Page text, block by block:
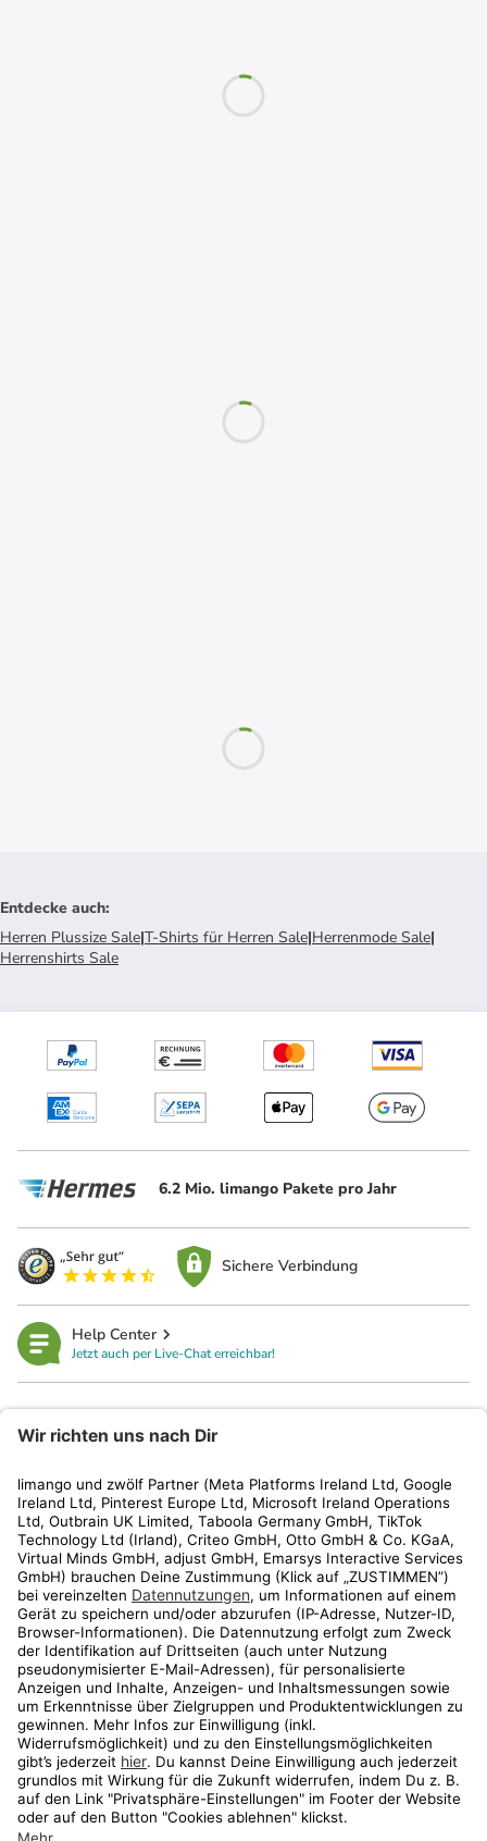
Entdecke auch:
Herren Plussize Sale|T-Shirts für Herren Sale|Herrenmode Sale|
Herrenshirts Sale
6.2 Mio. limango Pakete pro Jahr
Sichere Verbindung
Help Center
Jetzt auch per Live-Chat erreichbar!
Kundenservice
Shop
Aktionen
Travel